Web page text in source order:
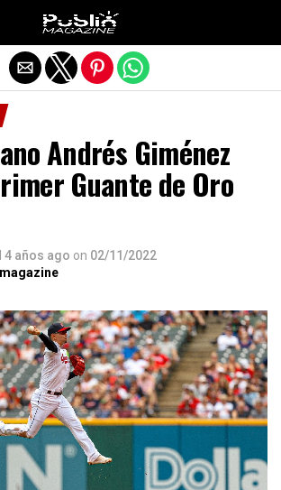
Andrés Giménez
Guante de Oro
4 años ago on 02/11/2022
Salir de la versión móvil